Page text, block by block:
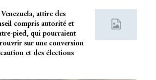
attire des
compris autorité et
pied, qui pourraient
sur une conversion
et des élections